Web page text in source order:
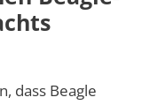
dass Beagle